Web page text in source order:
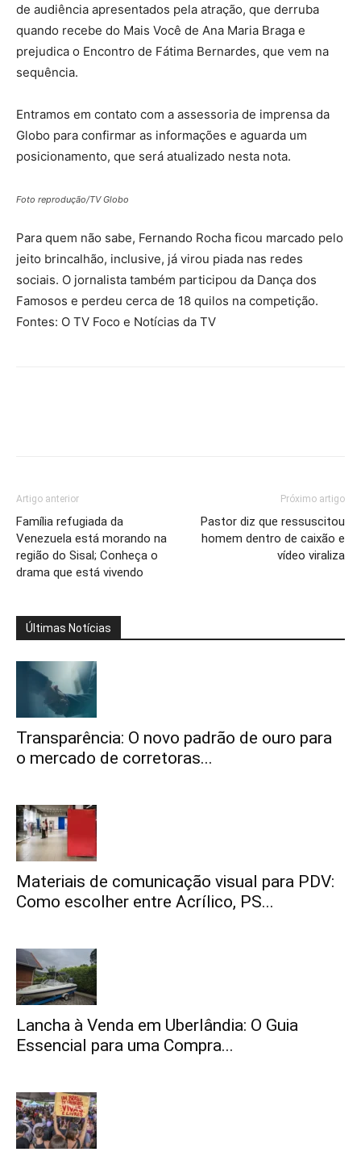
de audiência apresentados pela atração, que derruba
quando recebe do Mais Você de Ana Maria Braga e
prejudica o Encontro de Fátima Bernardes, que vem na
sequência.
Entramos em contato com a assessoria de imprensa da
Globo para confirmar as informações e aguarda um
posicionamento, que será atualizado nesta nota.
Foto reprodução/TV Globo
Para quem não sabe, Fernando Rocha ficou marcado pelo
jeito brincalhão, inclusive, já virou piada nas redes
sociais. O jornalista também participou da Dança dos
Famosos e perdeu cerca de 18 quilos na competição.
Fontes: O TV Foco e Notícias da TV
Artigo anterior
Família refugiada da
Venezuela está morando na
região do Sisal; Conheça o
drama que está vivendo
Próximo artigo
Pastor diz que ressuscitou
homem dentro de caixão e
vídeo viraliza
Últimas Notícias
Transparência: O novo padrão de ouro para
o mercado de corretoras...
Materiais de comunicação visual para PDV:
Como escolher entre Acrílico, PS...
Lancha à Venda em Uberlândia: O Guia
Essencial para uma Compra...